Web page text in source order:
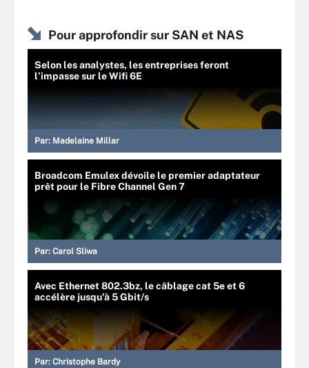
Pour approfondir sur SAN et NAS
Selon les analystes, les entreprises feront
l’impasse sur le Wifi 6E
Par: Madelaine Millar
Broadcom Emulex dévoile le premier adaptateur
prêt pour le Fibre Channel Gen 7
Par: Carol Sliwa
Avec Ethernet 802.3bz, le câblage cat 5e et 6
accélère jusqu'à 5 Gbit/s
Par: Christophe Bardy